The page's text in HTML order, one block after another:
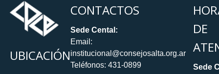
UBICACIÓN
CONTACTOS
Sede Cental:
Email:
institucional@consejosalta.org.ar
Teléfonos: 431-0899
DE
Sede